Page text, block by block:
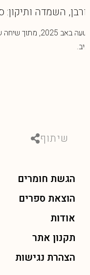
ותיקון: סמל
תשעה באב 2025, מתוך שיחה
שיתוף
הגשת חומרים
הוצאת ספרים
אודות
תקנון אתר
הצהרת נגישות